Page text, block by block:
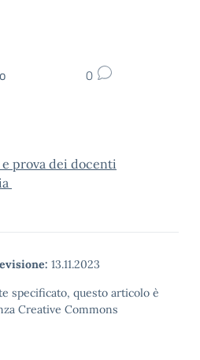
0
prova dei docenti
13.11.2023
specificato, questo articolo è
Creative Commons